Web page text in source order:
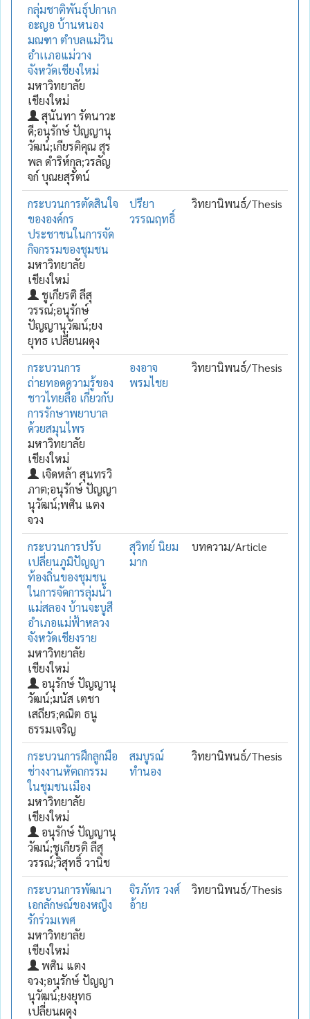
กลุ่มชาติพันธุ์ปกาเก
อะญอ บ้านหนอง
มณฑา ตำบลแม่วิน
อำเเภอแม่วาง
จังหวัดเชียงใหม่
มหาวิทยาลัย
เชียงใหม่
สุนันทา รัตนาวะ
ดี;อนุรักษ์ ปัญญานุ
วัฒน์;เกียรติคุณ สุร
พล ดำริห์กุล;วรลัญ
จก์ บุณยสุรัตน์
กระบวนการตัดสินใจ
ขององค์กร
ประชาชนในการจัด
กิจกรรมของชุมชน
มหาวิทยาลัย
เชียงใหม่
ชูเกียรติ ลีสุ
วรรณ์;อนุรักษ์
ปัญญานุวัฒน์;ยง
ยุทธ เปลี่ยนผดุง
ปรียา
วรรณฤทธิ์
วิทยานิพนธ์/Thesis
กระบวนการ
ถ่ายทอดความรู้ของ
ชาวไทยลื้อ เกี่ยวกับ
การรักษาพยาบาล
ด้วยสมุนไพร
มหาวิทยาลัย
เชียงใหม่
เจิดหล้า สุนทรวิ
ภาต;อนุรักษ์ ปัญญา
นุวัฒน์;พศิน แตง
จวง
องอาจ
พรมไชย
วิทยานิพนธ์/Thesis
กระบวนการปรับ
เปลี่ยนภูมิปัญญา
ท้องถิ่นของชุมชน
ในการจัดการลุ่มน้ำ
แม่สลอง บ้านจะบูสี
อำเภอแม่ฟ้าหลวง
จังหวัดเชียงราย
มหาวิทยาลัย
เชียงใหม่
อนุรักษ์ ปัญญานุ
วัฒน์;มนัส เตชา
เสถียร;คณิต ธนู
ธรรมเจริญ
สุวิทย์ นิยม
มาก
บทความ/Article
กระบวนการฝึกลูกมือ
ช่างงานหัตถกรรม
ในชุมชนเมือง
มหาวิทยาลัย
เชียงใหม่
อนุรักษ์ ปัญญานุ
วัฒน์;ชูเกียรติ ลีสุ
วรรณ์;วิสุทธิ์ วานิช
สมบูรณ์
ทำนอง
วิทยานิพนธ์/Thesis
กระบวนการพัฒนา
เอกลักษณ์ของหญิง
รักร่วมเพศ
มหาวิทยาลัย
เชียงใหม่
พศิน แตง
จวง;อนุรักษ์ ปัญญา
นุวัฒน์;ยงยุทธ
เปลี่ยนผดุง
จิรภัทร วงศ์
อ้าย
วิทยานิพนธ์/Thesis